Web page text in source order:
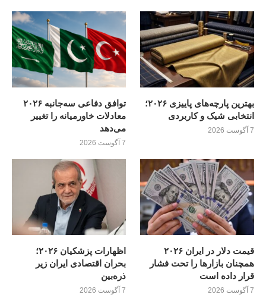
بهترین پارچه‌های پاییزی ۲۰۲۶؛
انتخابی شیک و کاربردی
7 آگوست 2026
توافق دفاعی سه‌جانبه ۲۰۲۶
معادلات خاورمیانه را تغییر
می‌دهد
7 آگوست 2026
قیمت دلار در ایران ۲۰۲۶
همچنان بازارها را تحت فشار
قرار داده است
7 آگوست 2026
اظهارات پزشکیان ۲۰۲۶؛
بحران اقتصادی ایران زیر
ذره‌بین
7 آگوست 2026